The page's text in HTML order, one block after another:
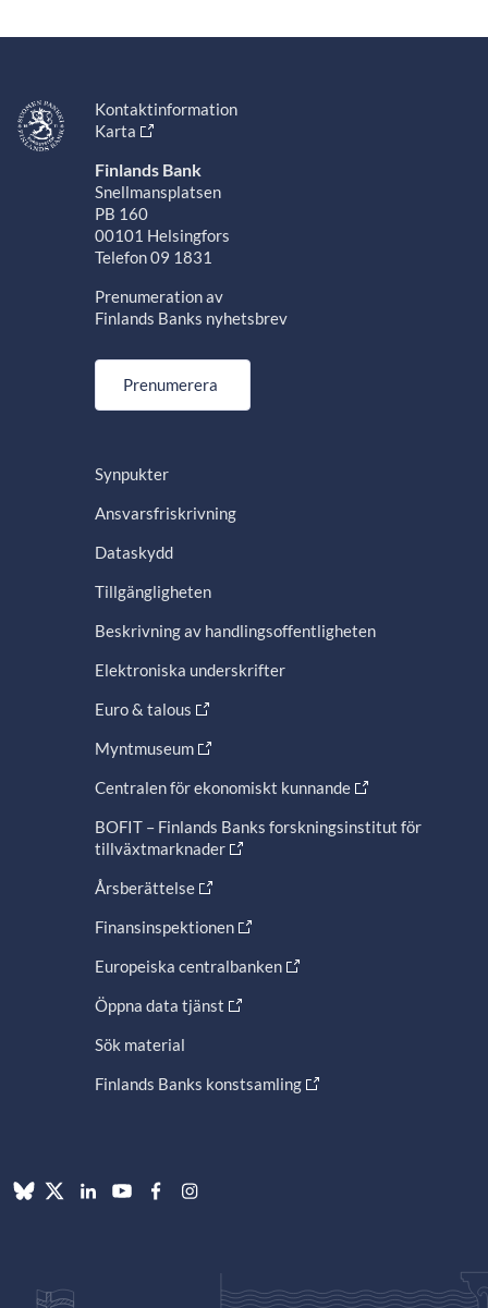
Kontaktinformation
Karta
Finlands Bank
Snellmansplatsen
PB 160
00101 Helsingfors
Telefon 09 1831
Prenumeration av
Finlands Banks nyhetsbrev
Prenumerera
Synpukter
Ansvarsfriskrivning
Dataskydd
Tillgängligheten
Beskrivning av handlingsoffentligheten
Elektroniska underskrifter
Euro & talous
Myntmuseum
Centralen för ekonomiskt kunnande
BOFIT – Finlands Banks forskningsinstitut för
tillväxtmarknader
Årsberättelse
Finansinspektionen
Europeiska centralbanken
Öppna data tjänst
Sök material
Finlands Banks konstsamling